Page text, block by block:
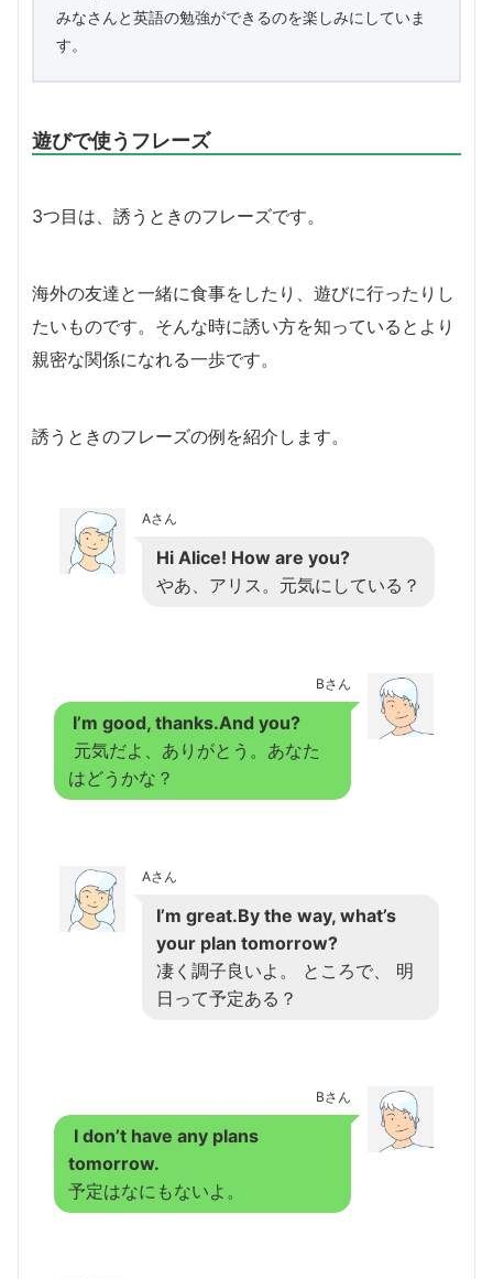
みなさんと英語の勉強ができるのを楽しみにしていま
す。
遊びで使うフレーズ
3つ目は、誘うときのフレーズです。
海外の友達と一緒に食事をしたり、遊びに行ったりし
たいものです。 そんな時に誘い方を知っているとより
親密な関係になれる一歩です。
誘うときのフレーズの例を紹介します。
Aさん
Hi Alice! How are you?
やあ、アリス。元気にしている？
Bさん
I’m good, thanks.And you?
元気だよ、ありがとう。あなた
はどうかな？
Aさん
I’m great.By the way, what’s
your plan tomorrow?
凄く調子良いよ。 ところで、 明
日って予定ある？
Bさん
I don’t have any plans
tomorrow.
予定はなにもないよ。